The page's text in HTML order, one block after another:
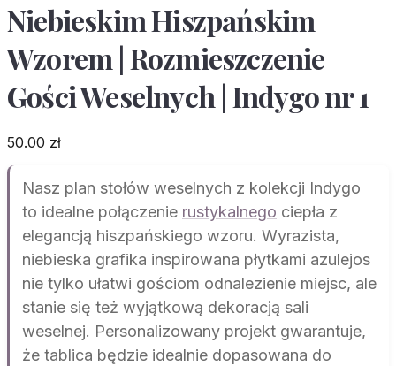
Niebieskim Hiszpańskim
Wzorem | Rozmieszczenie
Gości Weselnych | Indygo nr 1
50.00 zł
Nasz plan stołów weselnych z kolekcji Indygo
to idealne połączenie rustykalnego ciepła z
elegancją hiszpańskiego wzoru. Wyrazista,
niebieska grafika inspirowana płytkami azulejos
nie tylko ułatwi gościom odnalezienie miejsc, ale
stanie się też wyjątkową dekoracją sali
weselnej. Personalizowany projekt gwarantuje,
że tablica będzie idealnie dopasowana do